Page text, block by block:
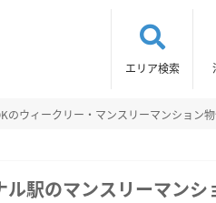
エリア検索
のウィークリー・マンスリーマンション
駅のマンスリーマン